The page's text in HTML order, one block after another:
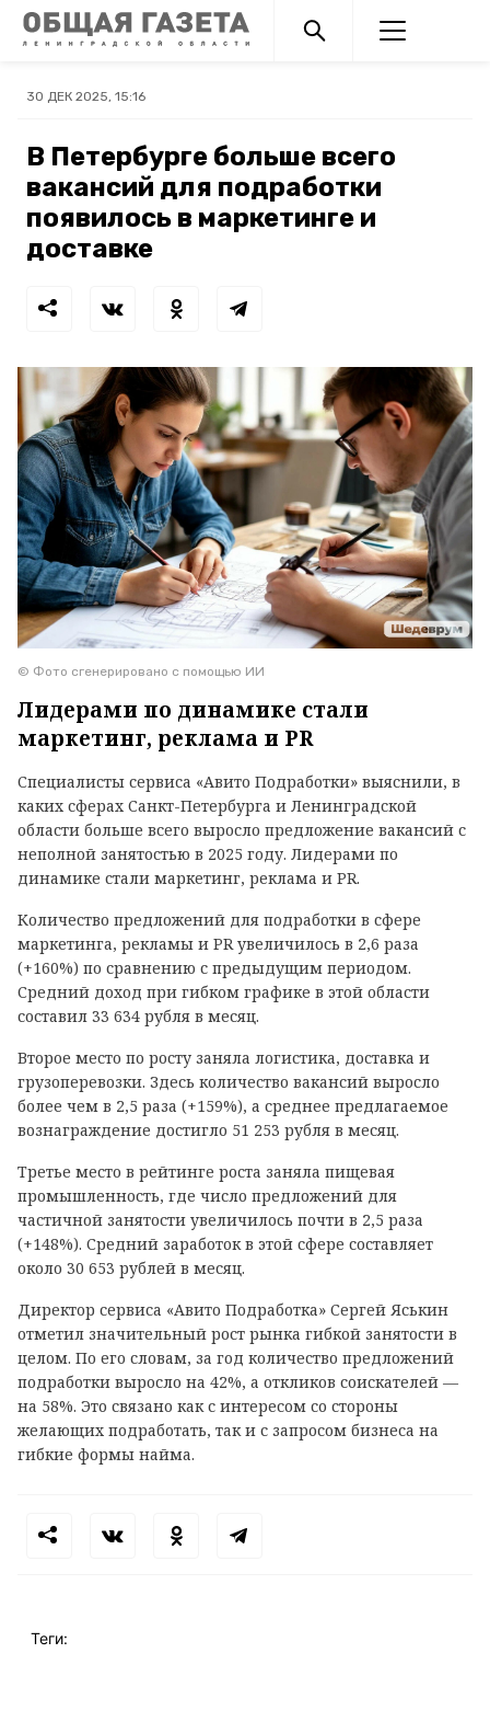
30 ДЕК 2025, 15:16
В Петербурге больше всего
вакансий для подработки
появилось в маркетинге и
доставке
© Фото сгенерировано с помощью ИИ
Лидерами по динамике стали
маркетинг, реклама и PR
Специалисты сервиса «Авито Подработки» выяснили, в
каких сферах Санкт-Петербурга и Ленинградской
области больше всего выросло предложение вакансий с
неполной занятостью в 2025 году. Лидерами по
динамике стали маркетинг, реклама и PR.
Количество предложений для подработки в сфере
маркетинга, рекламы и PR увеличилось в 2,6 раза
(+160%) по сравнению с предыдущим периодом.
Средний доход при гибком графике в этой области
составил 33 634 рубля в месяц.
Второе место по росту заняла логистика, доставка и
грузоперевозки. Здесь количество вакансий выросло
более чем в 2,5 раза (+159%), а среднее предлагаемое
вознаграждение достигло 51 253 рубля в месяц.
Третье место в рейтинге роста заняла пищевая
промышленность, где число предложений для
частичной занятости увеличилось почти в 2,5 раза
(+148%). Средний заработок в этой сфере составляет
около 30 653 рублей в месяц.
Директор сервиса «Авито Подработка» Сергей Яськин
отметил значительный рост рынка гибкой занятости в
целом. По его словам, за год количество предложений
подработки выросло на 42%, а откликов соискателей —
на 58%. Это связано как с интересом со стороны
желающих подработать, так и с запросом бизнеса на
гибкие формы найма.
Теги: